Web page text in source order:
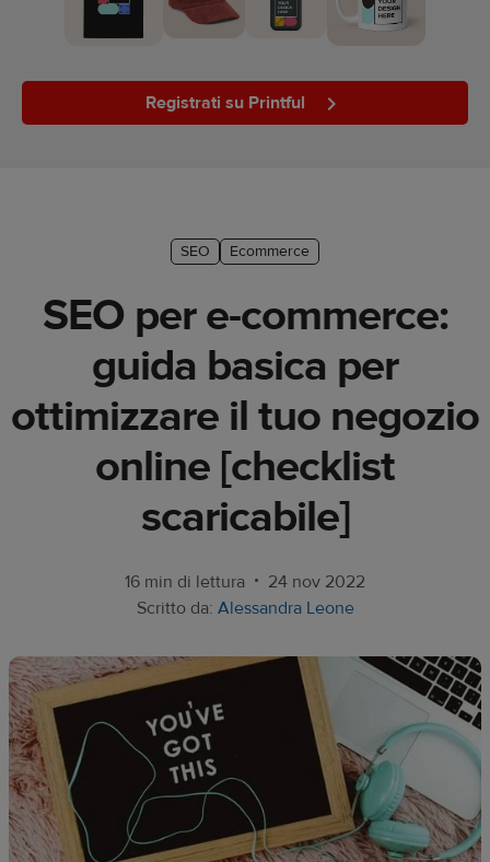
Marketing
tips
Prodotti
Risorse
Prezzi
IT
Registrati su Printful
SEO Ecommerce
SEO per e-commerce:
guida basica per
ottimizzare il tuo negozio
online [checklist
scaricabile]
16 min di lettura • 24 nov 2022
Scritto da: Alessandra Leone